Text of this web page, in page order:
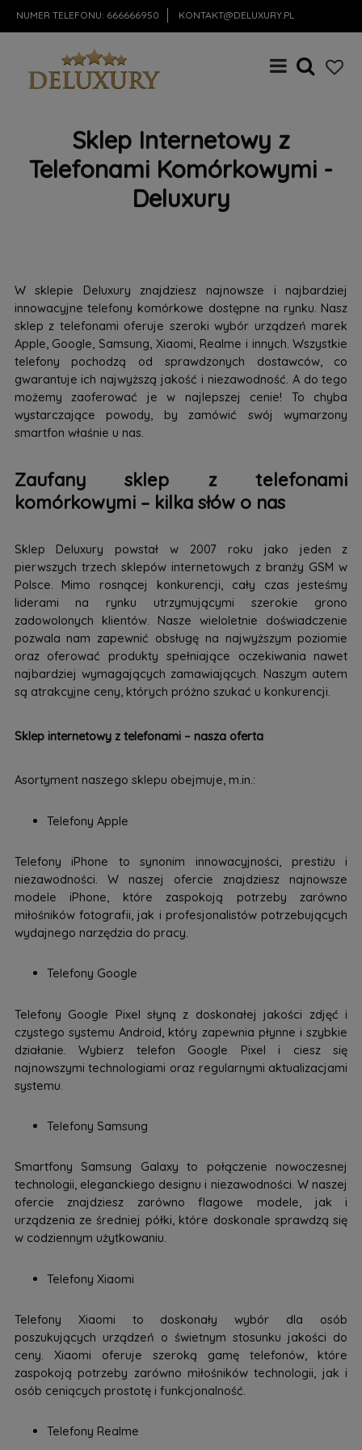
NUMER TELEFONU: 666666950 KONTAKT@DELUXURY.PL
Sklep Internetowy z
Telefonami Komórkowymi -
Deluxury
W sklepie Deluxury znajdziesz najnowsze i najbardziej
innowacyjne telefony komórkowe dostępne na rynku. Nasz
sklep z telefonami oferuje szeroki wybór urządzeń marek
Apple, Google, Samsung, Xiaomi, Realme i innych. Wszystkie
telefony pochodzą od sprawdzonych dostawców, co
gwarantuje ich najwyższą jakość i niezawodność. A do tego
możemy zaoferować je w najlepszej cenie! To chyba
wystarczające powody, by zamówić swój wymarzony
smartfon właśnie u nas.
Zaufany sklep z telefonami
komórkowymi – kilka słów o nas
Sklep Deluxury powstał w 2007 roku jako jeden z
pierwszych trzech sklepów internetowych z branży GSM w
Polsce. Mimo rosnącej konkurencji, cały czas jesteśmy
liderami na rynku utrzymującymi szerokie grono
zadowolonych klientów. Nasze wieloletnie doświadczenie
pozwala nam zapewnić obsługę na najwyższym poziomie
oraz oferować produkty spełniające oczekiwania nawet
najbardziej wymagających zamawiających. Naszym autem
są atrakcyjne ceny, których próżno szukać u konkurencji.
Sklep internetowy z telefonami – nasza oferta
Asortyment naszego sklepu obejmuje, m.in.:
Telefony Apple
Telefony iPhone to synonim innowacyjności, prestiżu i
niezawodności. W naszej ofercie znajdziesz najnowsze
modele iPhone, które zaspokoją potrzeby zarówno
miłośników fotografii, jak i profesjonalistów potrzebujących
wydajnego narzędzia do pracy.
Telefony Google
Telefony Google Pixel słyną z doskonałej jakości zdjęć i
czystego systemu Android, który zapewnia płynne i szybkie
działanie. Wybierz telefon Google Pixel i ciesz się
najnowszymi technologiami oraz regularnymi aktualizacjami
systemu.
Telefony Samsung
Smartfony Samsung Galaxy to połączenie nowoczesnej
technologii, eleganckiego designu i niezawodności. W naszej
ofercie znajdziesz zarówno flagowe modele, jak i
urządzenia ze średniej półki, które doskonale sprawdzą się
w codziennym użytkowaniu.
Telefony Xiaomi
Telefony Xiaomi to doskonały wybór dla osób
poszukujących urządzeń o świetnym stosunku jakości do
ceny. Xiaomi oferuje szeroką gamę telefonów, które
zaspokoją potrzeby zarówno miłośników technologii, jak i
osób ceniących prostotę i funkcjonalność.
Telefony Realme